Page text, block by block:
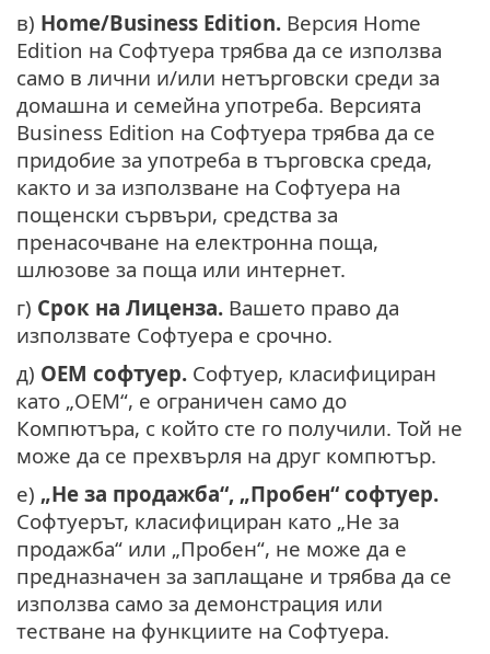
в) Home/Business Edition. Версия Home
Edition на Софтуера трябва да се използва
само в лични и/или нетърговски среди за
домашна и семейна употреба. Версията
Business Edition на Софтуера трябва да се
придобие за употреба в търговска среда,
както и за използване на Софтуера на
пощенски сървъри, средства за
пренасочване на електронна поща,
шлюзове за поща или интернет.
г) Срок на Лиценза. Вашето право да
използвате Софтуера е срочно.
д) OEM софтуер. Софтуер, класифициран
като „OEM“, е ограничен само до
Компютъра, с който сте го получили. Той не
може да се прехвърля на друг компютър.
е) „Не за продажба“, „Пробен“ софтуер.
Софтуерът, класифициран като „Не за
продажба“ или „Пробен“, не може да е
предназначен за заплащане и трябва да се
използва само за демонстрация или
тестване на функциите на Софтуера.